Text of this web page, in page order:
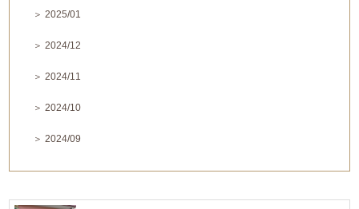
＞ 2025/01
＞ 2024/12
＞ 2024/11
＞ 2024/10
＞ 2024/09